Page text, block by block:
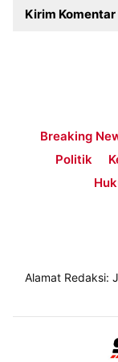
Breaking
Politik
Alamat Redaksi: